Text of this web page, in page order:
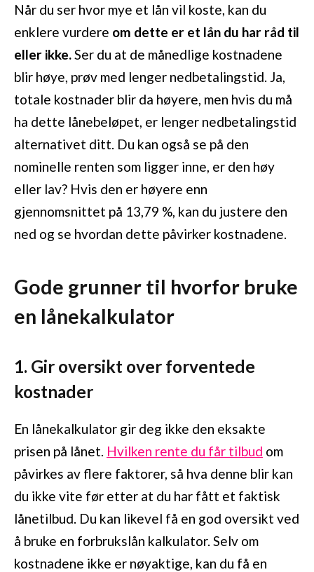
Når du ser hvor mye et lån vil koste, kan du
enklere vurdere om dette er et lån du har råd til
eller ikke.Ser du at de månedlige kostnadene
blir høye, prøv med lenger nedbetalingstid. Ja,
totale kostnader blir da høyere, men hvis du må
ha dette lånebeløpet, er lenger nedbetalingstid
alternativet ditt. Du kan også se på den
nominelle renten som ligger inne, er den høy
eller lav? Hvis den er høyere enn
gjennomsnittet på 13,79 %, kan du justere den
ned og se hvordan dette påvirker kostnadene.
Gode grunner til hvorfor bruke
en lånekalkulator
1. Gir oversikt over forventede
kostnader
En lånekalkulator gir deg ikke den eksakte
prisen på lånet. Hvilken rente du får tilbud om
påvirkes av flere faktorer, så hva denne blir kan
du ikke vite før etter at du har fått et faktisk
lånetilbud. Du kan likevel få en god oversikt ved
å bruke en forbrukslån kalkulator. Selv om
kostnadene ikke er nøyaktige, kan du få en